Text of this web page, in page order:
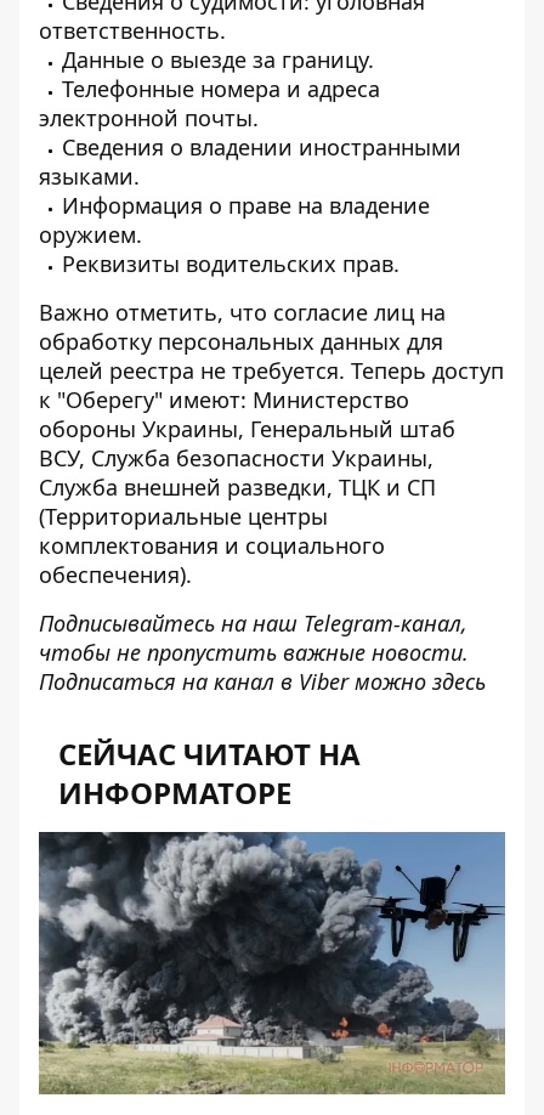
ответственность.
Данные о выезде за границу.
Телефонные номера и адреса
электронной почты.
Сведения о владении иностранными
языками.
Информация о праве на владение
оружием.
Реквизиты водительских прав.
Важно отметить, что согласие лиц на
обработку персональных данных для
целей реестра не требуется. Теперь доступ
к "Оберегу" имеют: Министерство
обороны Украины, Генеральный штаб
ВСУ, Служба безопасности Украины,
Служба внешней разведки, ТЦК и СП
(Территориальные центры
комплектования и социального
обеспечения).
Подписывайтесь на наш Telegram-канал,
чтобы не пропустить важные новости.
Подписаться на канал в Viber можно здесь
СЕЙЧАС ЧИТАЮТ НА
ИНФОРМАТОРЕ